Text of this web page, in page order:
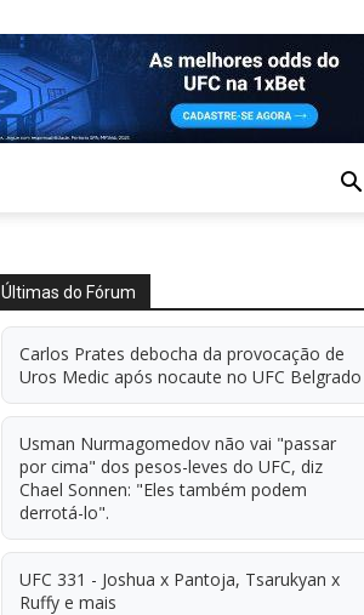
Últimas do Fórum
Carlos Prates debocha da provocação de
Uros Medic após nocaute no UFC Belgrado
Usman Nurmagomedov não vai "passar
por cima" dos pesos-leves do UFC, diz
Chael Sonnen: "Eles também podem
derrotá-lo".
UFC 331 - Joshua x Pantoja, Tsarukyan x
Ruffy e mais